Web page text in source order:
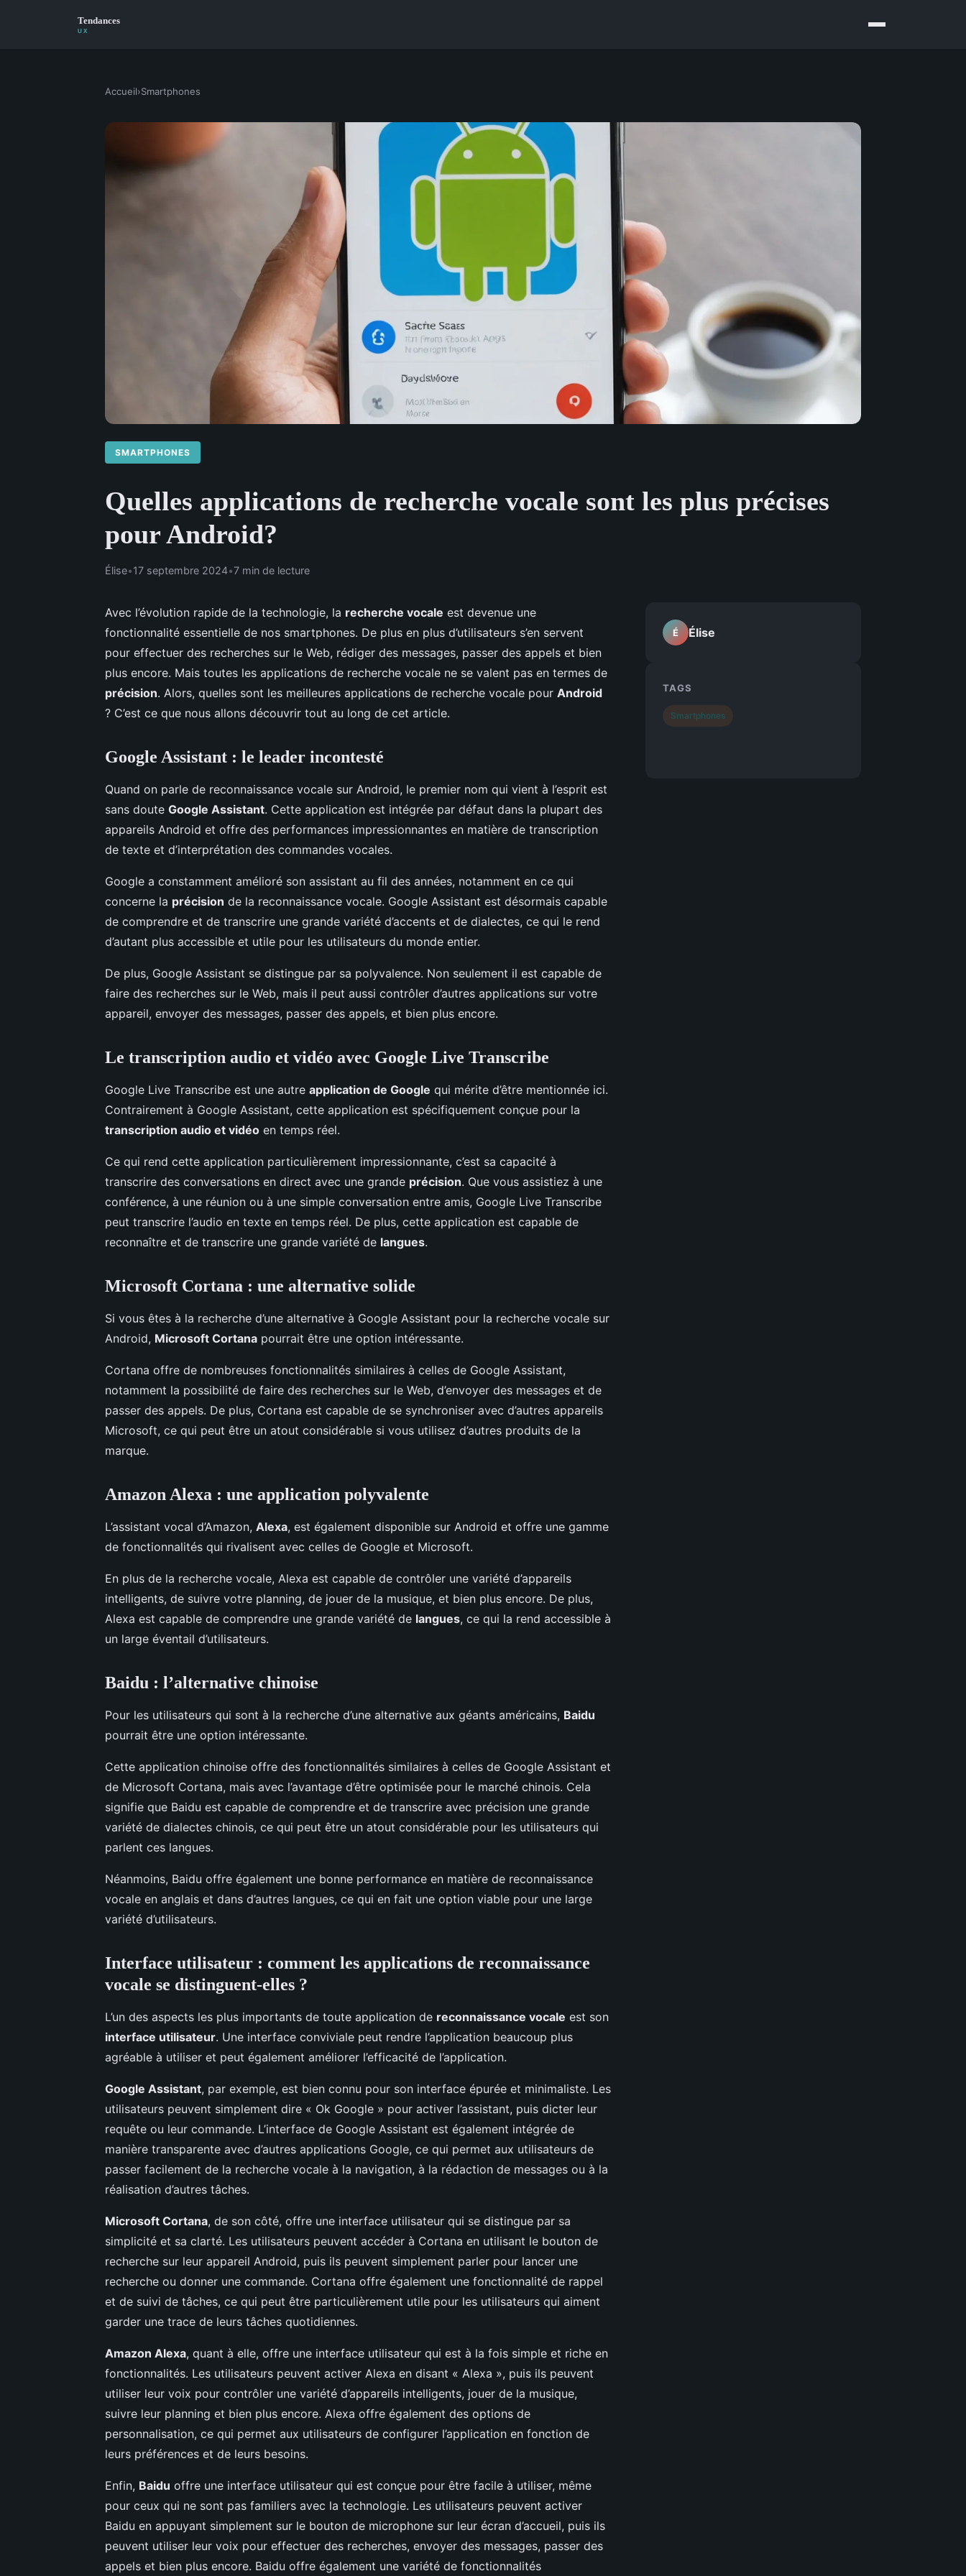
Accueil›Smartphones
SMARTPHONES
Quelles applications de recherche vocale sont les plus précises
pour Android?
Élise•17 septembre 2024•7 min de lecture
Avec l’évolution rapide de la technologie, la recherche vocale est devenue une
fonctionnalité essentielle de nos smartphones. De plus en plus d’utilisateurs s’en servent
pour effectuer des recherches sur le Web, rédiger des messages, passer des appels et bien
plus encore. Mais toutes les applications de recherche vocale ne se valent pas en termes de
précision. Alors, quelles sont les meilleures applications de recherche vocale pour Android
? C’est ce que nous allons découvrir tout au long de cet article.
Google Assistant : le leader incontesté
Quand on parle de reconnaissance vocale sur Android, le premier nom qui vient à l’esprit est
sans doute Google Assistant. Cette application est intégrée par défaut dans la plupart des
appareils Android et offre des performances impressionnantes en matière de transcription
de texte et d’interprétation des commandes vocales.
Google a constamment amélioré son assistant au fil des années, notamment en ce qui
concerne la précision de la reconnaissance vocale. Google Assistant est désormais capable
de comprendre et de transcrire une grande variété d’accents et de dialectes, ce qui le rend
d’autant plus accessible et utile pour les utilisateurs du monde entier.
De plus, Google Assistant se distingue par sa polyvalence. Non seulement il est capable de
faire des recherches sur le Web, mais il peut aussi contrôler d’autres applications sur votre
appareil, envoyer des messages, passer des appels, et bien plus encore.
Le transcription audio et vidéo avec Google Live Transcribe
Google Live Transcribe est une autre application de Google qui mérite d’être mentionnée ici.
Contrairement à Google Assistant, cette application est spécifiquement conçue pour la
transcription audio et vidéo en temps réel.
Ce qui rend cette application particulièrement impressionnante, c’est sa capacité à
transcrire des conversations en direct avec une grande précision. Que vous assistiez à une
conférence, à une réunion ou à une simple conversation entre amis, Google Live Transcribe
peut transcrire l’audio en texte en temps réel. De plus, cette application est capable de
reconnaître et de transcrire une grande variété de langues.
Microsoft Cortana : une alternative solide
Si vous êtes à la recherche d’une alternative à Google Assistant pour la recherche vocale sur
Android, Microsoft Cortana pourrait être une option intéressante.
Cortana offre de nombreuses fonctionnalités similaires à celles de Google Assistant,
notamment la possibilité de faire des recherches sur le Web, d’envoyer des messages et de
passer des appels. De plus, Cortana est capable de se synchroniser avec d’autres appareils
Microsoft, ce qui peut être un atout considérable si vous utilisez d’autres produits de la
marque.
Amazon Alexa : une application polyvalente
L’assistant vocal d’Amazon, Alexa, est également disponible sur Android et offre une gamme
de fonctionnalités qui rivalisent avec celles de Google et Microsoft.
En plus de la recherche vocale, Alexa est capable de contrôler une variété d’appareils
intelligents, de suivre votre planning, de jouer de la musique, et bien plus encore. De plus,
Alexa est capable de comprendre une grande variété de langues, ce qui la rend accessible à
un large éventail d’utilisateurs.
Baidu : l’alternative chinoise
Pour les utilisateurs qui sont à la recherche d’une alternative aux géants américains, Baidu
pourrait être une option intéressante.
Cette application chinoise offre des fonctionnalités similaires à celles de Google Assistant et
de Microsoft Cortana, mais avec l’avantage d’être optimisée pour le marché chinois. Cela
signifie que Baidu est capable de comprendre et de transcrire avec précision une grande
variété de dialectes chinois, ce qui peut être un atout considérable pour les utilisateurs qui
parlent ces langues.
Néanmoins, Baidu offre également une bonne performance en matière de reconnaissance
vocale en anglais et dans d’autres langues, ce qui en fait une option viable pour une large
variété d’utilisateurs.
Interface utilisateur : comment les applications de reconnaissance
vocale se distinguent-elles ?
L’un des aspects les plus importants de toute application de reconnaissance vocale est son
interface utilisateur. Une interface conviviale peut rendre l’application beaucoup plus
agréable à utiliser et peut également améliorer l’efficacité de l’application.
Google Assistant, par exemple, est bien connu pour son interface épurée et minimaliste. Les
utilisateurs peuvent simplement dire « Ok Google » pour activer l’assistant, puis dicter leur
requête ou leur commande. L’interface de Google Assistant est également intégrée de
manière transparente avec d’autres applications Google, ce qui permet aux utilisateurs de
passer facilement de la recherche vocale à la navigation, à la rédaction de messages ou à la
réalisation d’autres tâches.
Microsoft Cortana, de son côté, offre une interface utilisateur qui se distingue par sa
simplicité et sa clarté. Les utilisateurs peuvent accéder à Cortana en utilisant le bouton de
recherche sur leur appareil Android, puis ils peuvent simplement parler pour lancer une
recherche ou donner une commande. Cortana offre également une fonctionnalité de rappel
et de suivi de tâches, ce qui peut être particulièrement utile pour les utilisateurs qui aiment
garder une trace de leurs tâches quotidiennes.
Amazon Alexa, quant à elle, offre une interface utilisateur qui est à la fois simple et riche en
fonctionnalités. Les utilisateurs peuvent activer Alexa en disant « Alexa », puis ils peuvent
utiliser leur voix pour contrôler une variété d’appareils intelligents, jouer de la musique,
suivre leur planning et bien plus encore. Alexa offre également des options de
personnalisation, ce qui permet aux utilisateurs de configurer l’application en fonction de
leurs préférences et de leurs besoins.
Enfin, Baidu offre une interface utilisateur qui est conçue pour être facile à utiliser, même
pour ceux qui ne sont pas familiers avec la technologie. Les utilisateurs peuvent activer
Baidu en appuyant simplement sur le bouton de microphone sur leur écran d’accueil, puis ils
peuvent utiliser leur voix pour effectuer des recherches, envoyer des messages, passer des
appels et bien plus encore. Baidu offre également une variété de fonctionnalités
É Élise
TAGS
Smartphones